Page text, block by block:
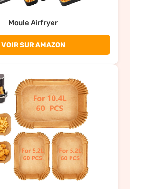
Moule Airfryer
VOIR SUR AMAZON